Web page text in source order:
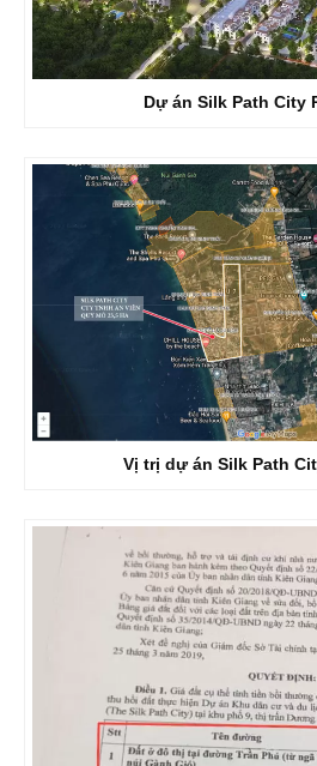
Dự án Silk Path City
Vị trị dự án Silk Path